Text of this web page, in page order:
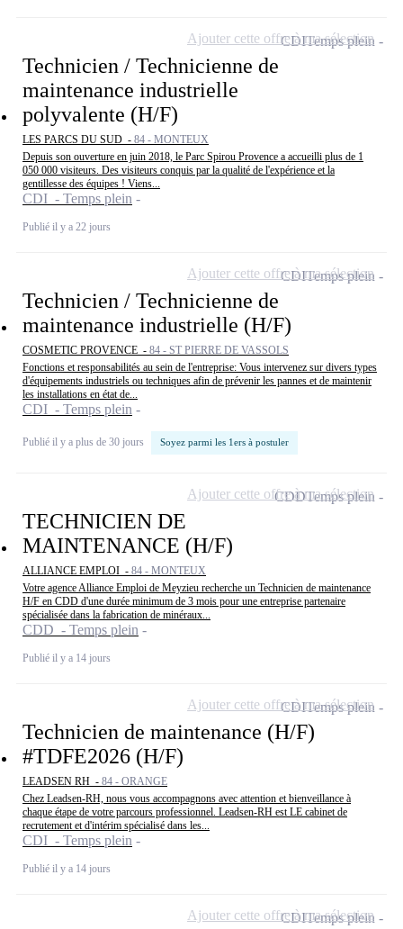
Technicien / Technicienne de
maintenance industrielle
polyvalente (H/F)
LES PARCS DU SUD - 84 - MONTEUX
Depuis son ouverture en juin 2018, le Parc Spirou Provence a accueilli plus de 1
050 000 visiteurs. Des visiteurs conquis par la qualité de l'expérience et la
gentillesse des équipes ! Viens...
CDI - Temps plein
Publié il y a 22 jours
CDITemps plein
Ajouter cette offre à ma sélection
Technicien / Technicienne de
maintenance industrielle (H/F)
COSMETIC PROVENCE - 84 - ST PIERRE DE VASSOLS
Fonctions et responsabilités au sein de l'entreprise: Vous intervenez sur divers types
d'équipements industriels ou techniques afin de prévenir les pannes et de maintenir
les installations en état de...
CDI - Temps plein
Publié il y a plus de 30 jours Soyez parmi les 1ers à postuler
CDITemps plein
Ajouter cette offre à ma sélection
TECHNICIEN DE
MAINTENANCE (H/F)
ALLIANCE EMPLOI - 84 - MONTEUX
Votre agence Alliance Emploi de Meyzieu recherche un Technicien de maintenance
H/F en CDD d'une durée minimum de 3 mois pour une entreprise partenaire
spécialisée dans la fabrication de minéraux...
CDD - Temps plein
Publié il y a 14 jours
CDDTemps plein
Ajouter cette offre à ma sélection
Technicien de maintenance (H/F)
#TDFE2026 (H/F)
LEADSEN RH - 84 - ORANGE
Chez Leadsen-RH, nous vous accompagnons avec attention et bienveillance à
chaque étape de votre parcours professionnel. Leadsen-RH est LE cabinet de
recrutement et d'intérim spécialisé dans les...
CDI - Temps plein
Publié il y a 14 jours
CDITemps plein
Ajouter cette offre à ma sélection
CDITemps plein
Ajouter cette offre à ma sélection